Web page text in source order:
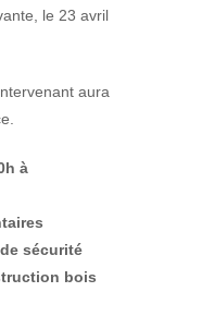
le 23 avril
aura
à
sécurité
bois